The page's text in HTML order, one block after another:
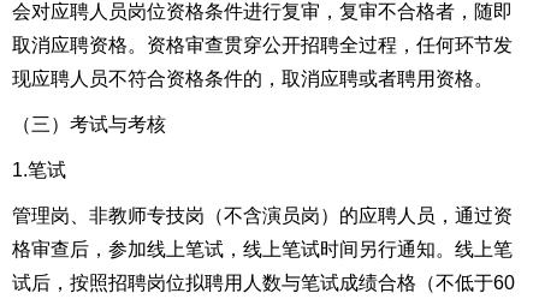
会对应聘人员岗位资格条件进行复审，复审不合格者，随即
取消应聘资格。资格审查贯穿公开招聘全过程，任何环节发
现应聘人员不符合资格条件的，取消应聘或者聘用资格。
（三）考试与考核
1.笔试
管理岗、非教师专技岗（不含演员岗）的应聘人员，通过资
格审查后，参加线上笔试，线上笔试时间另行通知。线上笔
试后，按照招聘岗位拟聘用人数与笔试成绩合格（不低于60